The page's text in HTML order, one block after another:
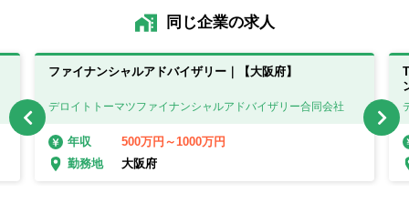
同じ企業の求人
ファイナンシャルアドバイザリー｜【大阪府】
デロイトトーマツファイナンシャルアドバイザリー合同会社
年収
500万円～1000万円
勤務地
大阪府